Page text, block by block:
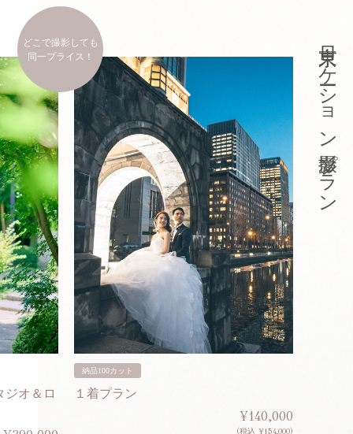
どこで撮影しても
同一プライス！
ジオ＆ロ
納品100カット
１着プラン
¥140,000
(税込 ¥154,000)
東京ロケーション撮影プラン